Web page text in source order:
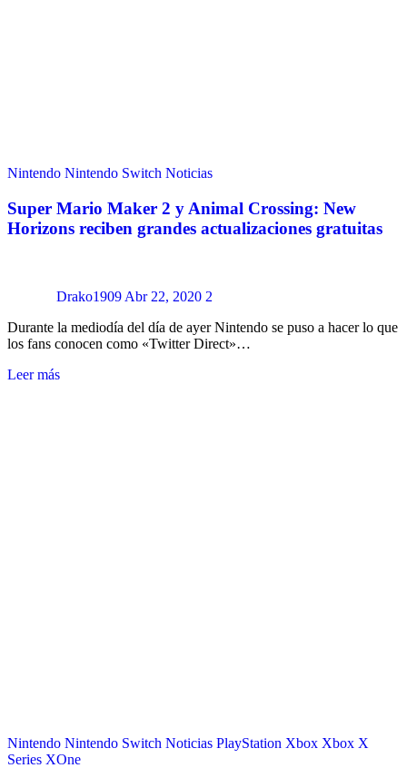
Nintendo Nintendo Switch Noticias
Super Mario Maker 2 y Animal Crossing: New
Horizons reciben grandes actualizaciones gratuitas
Drako1909 Abr 22, 2020 2
Durante la mediodía del día de ayer Nintendo se puso a hacer lo que
los fans conocen como «Twitter Direct»…
Leer más
Nintendo Nintendo Switch Noticias PlayStation Xbox Xbox X
Series XOne